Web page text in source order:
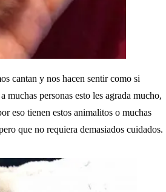
cantan y nos hacen sentir como si
muchas personas esto les agrada mucho,
eso tienen estos animalitos o muchas
que no requiera demasiados cuidados.